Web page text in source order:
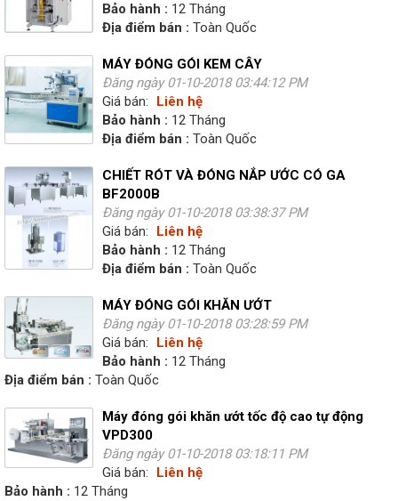
Bảo hành : 12 Tháng
Địa điểm bán : Toàn Quốc
MÁY ĐÓNG GÓI KEM CÂY
Đăng ngày 01-10-2018 03:44:12 PM
Giá bán:
Liên hệ
Bảo hành : 12 Tháng
Địa điểm bán : Toàn Quốc
CHIẾT RÓT VÀ ĐÓNG NẮP ƯỚC CÓ GA
BF2000B
Đăng ngày 01-10-2018 03:38:37 PM
Giá bán:
Liên hệ
Bảo hành : 12 Tháng
Địa điểm bán : Toàn Quốc
MÁY ĐÓNG GÓI KHĂN ƯỚT
Đăng ngày 01-10-2018 03:28:59 PM
Giá bán:
Liên hệ
Bảo hành : 12 Tháng
Địa điểm bán : Toàn Quốc
Máy đóng gói khăn ướt tốc độ cao tự động
VPD300
Đăng ngày 01-10-2018 03:18:11 PM
Giá bán:
Liên hệ
Bảo hành : 12 Tháng